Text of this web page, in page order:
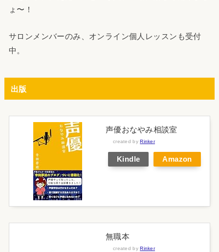
ょ〜！
サロンメンバーのみ、オンライン個人レッスンも受付
中。
出版
声優おなやみ相談室
created by Rinker
Kindle Amazon
無職本
created by Rinker